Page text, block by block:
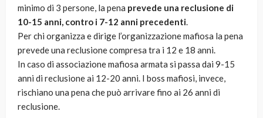
minimo di 3 persone, la pena prevede una reclusione di
10-15 anni, contro i 7-12 anni precedenti.
Per chi organizza e dirige l’organizzazione mafiosa la pena
prevede una reclusione compresa tra i 12 e 18 anni.
In caso di associazione mafiosa armata si passa dai 9-15
anni di reclusione ai 12-20 anni. I boss mafiosi, invece,
rischiano una pena che può arrivare fino ai 26 anni di
reclusione.